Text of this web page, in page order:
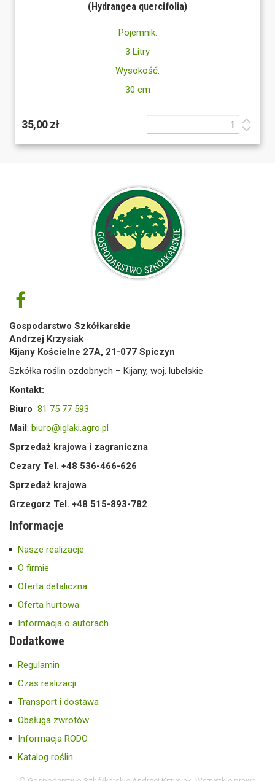
(Hydrangea quercifolia)
Pojemnik:
3 Litry
Wysokość:
30 cm
35,00 zł
Gospodarstwo Szkółkarskie
Andrzej Krzysiak
Kijany Kościelne 27A, 21-077 Spiczyn
Szkółka roślin ozdobnych – Kijany, woj. lubelskie
Kontakt:
Biuro 81 75 77 593
Mail : biuro@iglaki.agro.pl
Sprzedaż krajowa i zagraniczna
Cezary Tel. +48 536-466-626
Sprzedaż krajowa
Grzegorz Tel. +48 515-893-782
Informacje
Nasze realizacje
O firmie
Oferta detaliczna
Oferta hurtowa
Informacja o autorach
Dodatkowe
Regulamin
Czas realizacji
Transport i dostawa
Obsługa zwrotów
Informacja RODO
Katalog roślin